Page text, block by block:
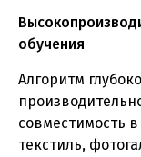
обучения
Алгоритм
совместимость
текстиль,